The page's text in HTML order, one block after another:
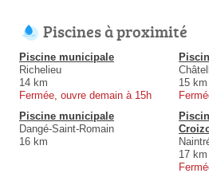
Piscines à proximité
Piscine municipale
Richelieu
14 km
Fermée, ouvre demain à 15h
15 km
Piscine municipale
Dangé-Saint-Romain
16 km
17 km